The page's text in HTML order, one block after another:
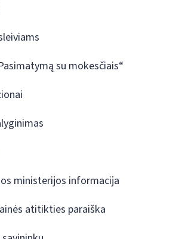
su mokesčiais“
ministerijos informacija
atitikties paraiška